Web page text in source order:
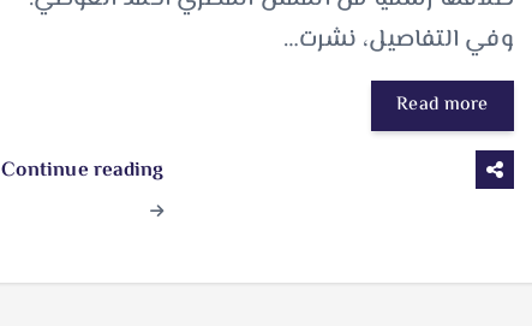
وفي التفاصيل، نشرت…
Read more
Continue reading